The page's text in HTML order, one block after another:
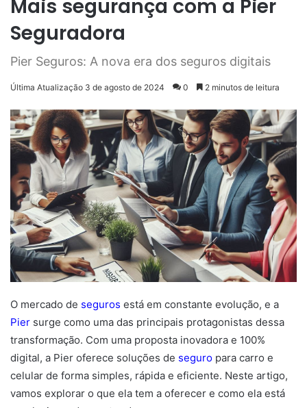
Mais segurança com a Pier
Seguradora
Pier Seguros: A nova era dos seguros digitais
Última Atualização 3 de agosto de 2024 0 2 minutos de leitura
O mercado de seguros está em constante evolução, e a
Pier surge como uma das principais protagonistas dessa
transformação. Com uma proposta inovadora e 100%
digital, a Pier oferece soluções de seguro para carro e
celular de forma simples, rápida e eficiente. Neste artigo,
vamos explorar o que ela tem a oferecer e como ela está